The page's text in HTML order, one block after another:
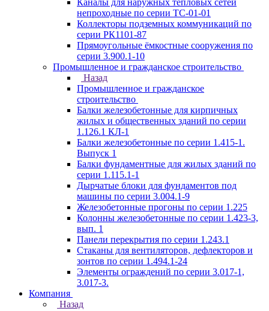
Каналы для наружных тепловых сетей
непроходные по серии ТС-01-01
Коллекторы подземных коммуникаций по
серии РК1101-87
Прямоугольные ёмкостные сооружения по
серии 3.900.1-10
Промышленное и гражданское строительство
Назад
Промышленное и гражданское
строительство
Балки железобетонные для кирпичных
жилых и общественных зданий по серии
1.126.1 КЛ-1
Балки железобетонные по серии 1.415-1.
Выпуск 1
Балки фундаментные для жилых зданий по
серии 1.115.1-1
Дырчатые блоки для фундаментов под
машины по серии 3.004.1-9
Железобетонные прогоны по серии 1.225
Колонны железобетонные по серии 1.423-3,
вып. 1
Панели перекрытия по серии 1.243.1
Стаканы для вентиляторов, дефлекторов и
зонтов по серии 1.494.1-24
Элементы ограждений по серии 3.017-1,
3.017-3.
Компания
Назад